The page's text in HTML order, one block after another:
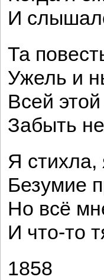
И
Та
Ужель и
Всей
Забыть
Я стихла,
Безумие
Но всё
И что-то
1858